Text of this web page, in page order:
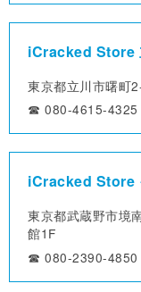
iCracked Store
東京都立川市曙町
☎︎ 080-4615-4325
iCracked Store
東京都武蔵野市境
館1F
☎︎ 080-2390-4850